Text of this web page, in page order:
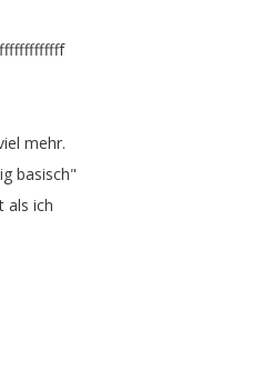
mehr.
basisch"
als ich